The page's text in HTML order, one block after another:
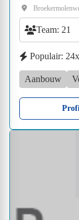
Team: 21
Populair:
Aanbouw